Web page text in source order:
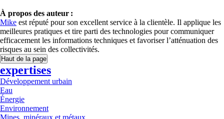
À propos des auteur :
Mike est réputé pour son excellent service à la clientèle. Il applique les
meilleures pratiques et tire parti des technologies pour communiquer
efficacement les informations techniques et favoriser l’atténuation des
risques au sein des collectivités.
Haut de la page
expertises
Développement urbain
Eau
Énergie
Environnement
Mines, minéraux et métaux